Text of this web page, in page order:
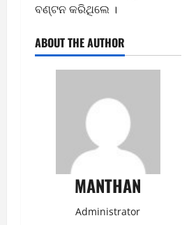
ବଣ୍ଟନ କରିଥିଲେ ।
ABOUT THE AUTHOR
MANTHAN
Administrator